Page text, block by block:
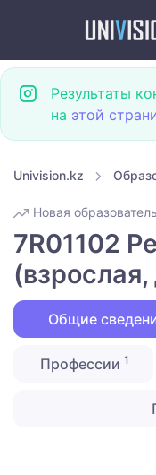
Результаты
на этой
Univision.kz
Новая
7R01102
Общие
Профессии1